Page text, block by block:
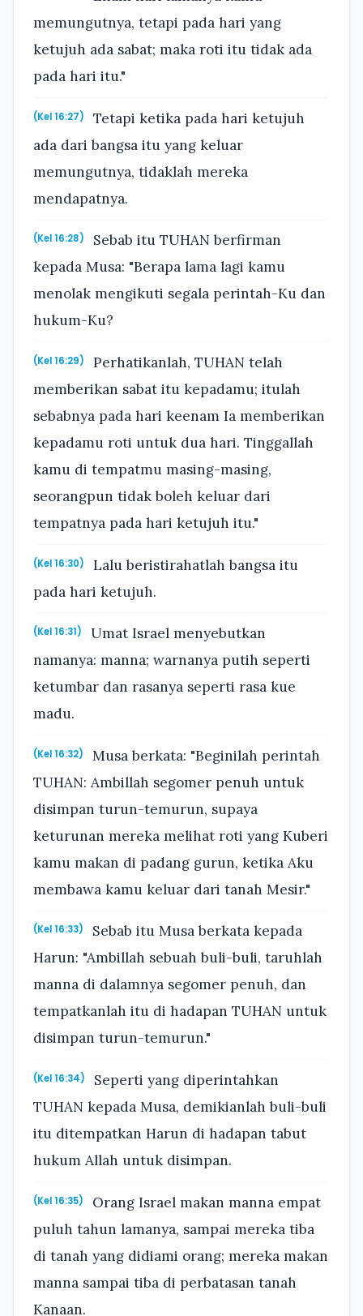
memungutnya, tetapi pada hari yang
ketujuh ada sabat; maka roti itu tidak ada
pada hari itu."
(Kel 16:27)
Tetapi ketika pada hari ketujuh
ada dari bangsa itu yang keluar
memungutnya, tidaklah mereka
mendapatnya.
(Kel 16:28)
Sebab itu TUHAN berfirman
kepada Musa: "Berapa lama lagi kamu
menolak mengikuti segala perintah-Ku dan
hukum-Ku?
(Kel 16:29)
Perhatikanlah, TUHAN telah
memberikan sabat itu kepadamu; itulah
sebabnya pada hari keenam Ia memberikan
kepadamu roti untuk dua hari. Tinggallah
kamu di tempatmu masing-masing,
seorangpun tidak boleh keluar dari
tempatnya pada hari ketujuh itu."
(Kel 16:30)
Lalu beristirahatlah bangsa itu
pada hari ketujuh.
(Kel 16:31)
Umat Israel menyebutkan
namanya: manna; warnanya putih seperti
ketumbar dan rasanya seperti rasa kue
madu.
(Kel 16:32)
Musa berkata: "Beginilah perintah
TUHAN: Ambillah segomer penuh untuk
disimpan turun-temurun, supaya
keturunan mereka melihat roti yang Kuberi
kamu makan di padang gurun, ketika Aku
membawa kamu keluar dari tanah Mesir."
(Kel 16:33)
Sebab itu Musa berkata kepada
Harun: "Ambillah sebuah buli-buli, taruhlah
manna di dalamnya segomer penuh, dan
tempatkanlah itu di hadapan TUHAN untuk
disimpan turun-temurun."
(Kel 16:34)
Seperti yang diperintahkan
TUHAN kepada Musa, demikianlah buli-buli
itu ditempatkan Harun di hadapan tabut
hukum Allah untuk disimpan.
(Kel 16:35)
Orang Israel makan manna empat
puluh tahun lamanya, sampai mereka tiba
di tanah yang didiami orang; mereka makan
manna sampai tiba di perbatasan tanah
Kanaan.